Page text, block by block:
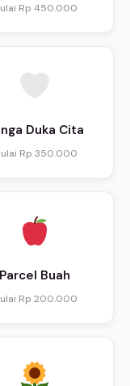
Rp 450.000
Duka Cita
Rp 350.000
Parcel Buah
Rp 200.000